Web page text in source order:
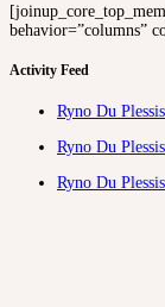
behavior=”columns”
Activity Feed
Ryno Du Plessis
Ryno Du Plessis
Ryno Du Plessis